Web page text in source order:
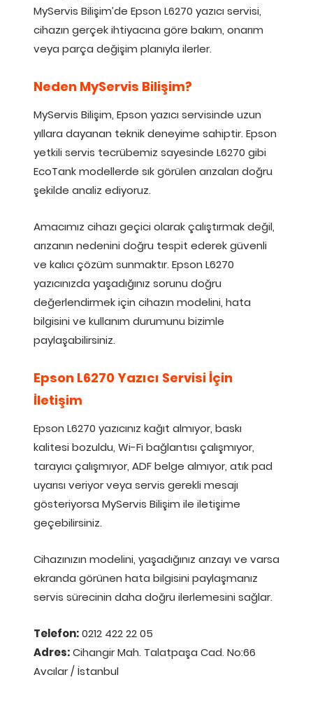
MyServis Bilişim’de Epson L6270 yazıcı servisi,
cihazın gerçek ihtiyacına göre bakım, onarım
veya parça değişim planıyla ilerler.
Neden MyServis Bilişim?
MyServis Bilişim, Epson yazıcı servisinde uzun
yıllara dayanan teknik deneyime sahiptir. Epson
yetkili servis tecrübemiz sayesinde L6270 gibi
EcoTank modellerde sık görülen arızaları doğru
şekilde analiz ediyoruz.
Amacımız cihazı geçici olarak çalıştırmak değil,
arızanın nedenini doğru tespit ederek güvenli
ve kalıcı çözüm sunmaktır. Epson L6270
yazıcınızda yaşadığınız sorunu doğru
değerlendirmek için cihazın modelini, hata
bilgisini ve kullanım durumunu bizimle
paylaşabilirsiniz.
Epson L6270 Yazıcı Servisi İçin
İletişim
Epson L6270 yazıcınız kağıt almıyor, baskı
kalitesi bozuldu, Wi-Fi bağlantısı çalışmıyor,
tarayıcı çalışmıyor, ADF belge almıyor, atık pad
uyarısı veriyor veya servis gerekli mesajı
gösteriyorsa MyServis Bilişim ile iletişime
geçebilirsiniz.
Cihazınızın modelini, yaşadığınız arızayı ve varsa
ekranda görünen hata bilgisini paylaşmanız
servis sürecinin daha doğru ilerlemesini sağlar.
Telefon:0212 422 22 05
Adres:Cihangir Mah. Talatpaşa Cad. No:66
Avcılar / İstanbul